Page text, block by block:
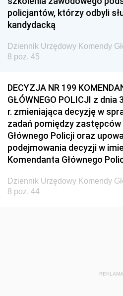
2020
2019
2017
2015
2014
2013
2012
2011
2009
nr 16 z 27 listopada
policjantów, którzy odbyli
kandydacką
Dziennik Urzędowy Komendy
8 poz. 45
DECYZJA NR 199
GŁÓWNEGO POLICJI z
r. zmieniająca decyzję w
zadań pomiędzy
Głównego Policji oraz
podejmowania decyzji w
Komendanta Głównego
Dziennik Urzędowy Komendy
8 poz. 44
REKLAMA